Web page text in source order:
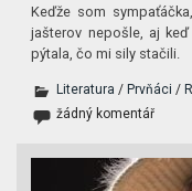
Keďže som
jašterov nepošle, aj
pýtala, čo mi sily stačili.
Literatura /Prvňáci /
žádný komentář